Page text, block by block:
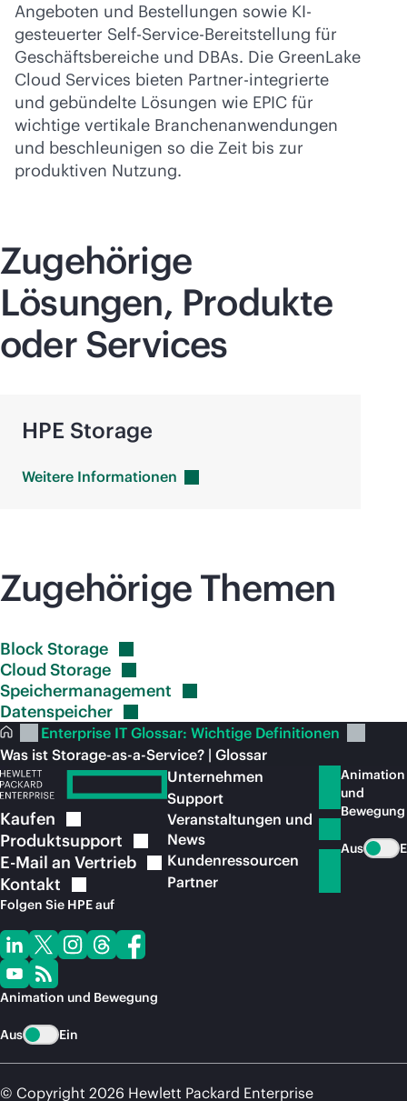
Angeboten und Bestellungen sowie KI-
gesteuerter Self-Service-Bereitstellung für
Geschäftsbereiche und DBAs. Die GreenLake
Cloud Services bieten Partner-integrierte
und gebündelte Lösungen wie EPIC für
wichtige vertikale Branchenanwendungen
und beschleunigen so die Zeit bis zur
produktiven Nutzung.
Zugehörige
Lösungen, Produkte
oder Services
HPE Storage
Weitere Informationen
Zugehörige Themen
BlockStorage
CloudStorage
Speichermanagement
Datenspeicher
Enterprise IT Glossar: Wichtige Definitionen
Was ist Storage-as-a-Service? | Glossar
Kaufen
Produktsupport
E-Mail an Vertrieb
Kontakt
Folgen Sie HPE auf
Animation und Bewegung
Aus Ein
Unternehmen
Support
Veranstaltungen und
News
Kundenressourcen
Partner
Animation
und
Bewegung
Aus
© Copyright 2026 Hewlett Packard Enterprise